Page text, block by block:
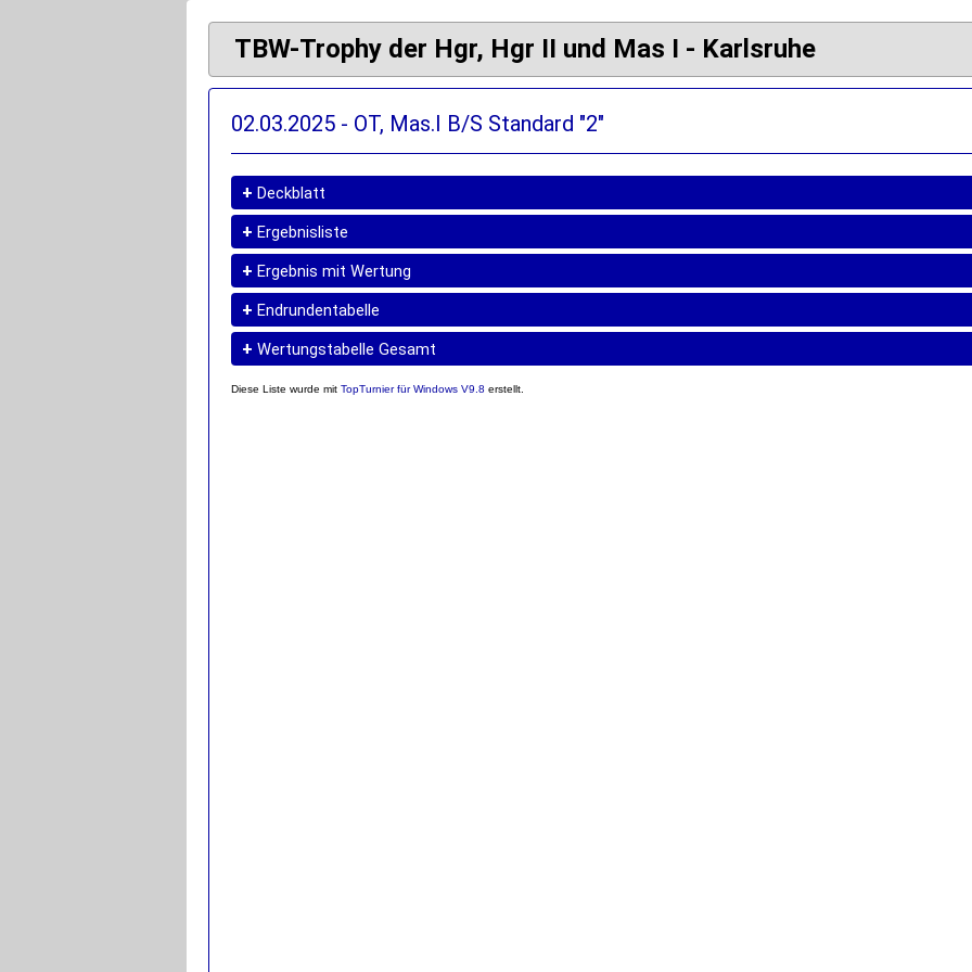
TBW-Trophy der Hgr, Hgr II und Mas I - Karlsruhe
02.03.2025 - OT, Mas.I B/S Standard "2"
+ Deckblatt
+ Ergebnisliste
+ Ergebnis mit Wertung
+ Endrundentabelle
+ Wertungstabelle Gesamt
Diese Liste wurde mit TopTurnier für Windows V9.8 erstellt.